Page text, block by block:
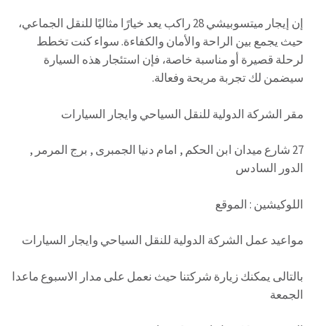
إن إيجار ميتسوبيشي 28 راكب يعد خيارًا مثاليًا للنقل الجماعي،
حيث يجمع بين الراحة والأمان والكفاءة. سواء كنت تخطط
لرحلة قصيرة أو مناسبة خاصة، فإن استئجار هذه السيارة
سيضمن لك تجربة مريحة وفعالة.
مقر الشركة الدولية للنقل السياحي وايجار السيارات
27 شارع ميدان ابن الحكم , امام دنيا الجمبرى , برج المرمر ,
الدور السادس
اللوكيشين : الموقع
مواعيد عمل الشركة الدولية للنقل السياحي وايجار السيارات
بالتالى يمكنك زيارة شركتنا حيث نعمل على مدار الاسبوع ماعدا
الجمعة